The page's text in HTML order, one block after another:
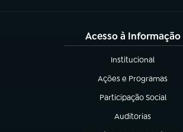
Acesso à Informação
Institucional
(abre em nova aba)
Ações e Programas
(abre em nova aba)
Participação Social
(abre em nova aba)
Auditorias
(abre em nova aba)